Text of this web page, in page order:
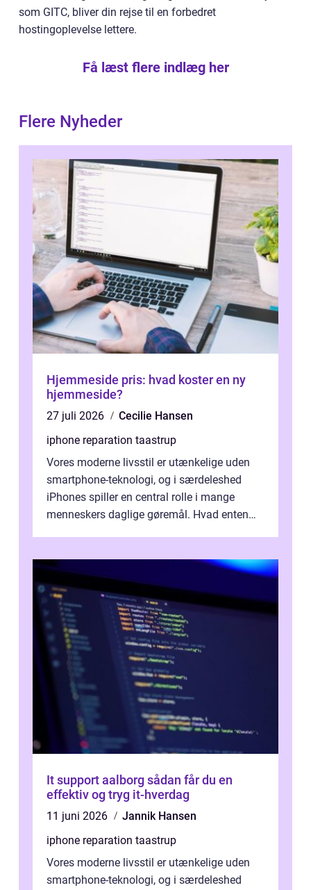
som GITC, bliver din rejse til en forbedret
hostingoplevelse lettere.
Få læst flere indlæg her
Flere Nyheder
Hjemmeside pris: hvad koster en ny
hjemmeside?
27 juli 2026
Cecilie Hansen
iphone reparation taastrup
Vores moderne livsstil er utænkelige uden
smartphone-teknologi, og i særdeleshed
iPhones spiller en central rolle i mange
menneskers daglige gøremål. Hvad enten
It support aalborg sådan får du en
effektiv og tryg it-hverdag
11 juni 2026
Jannik Hansen
iphone reparation taastrup
Vores moderne livsstil er utænkelige uden
smartphone-teknologi, og i særdeleshed